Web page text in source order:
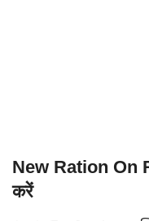
New Ration On
करें